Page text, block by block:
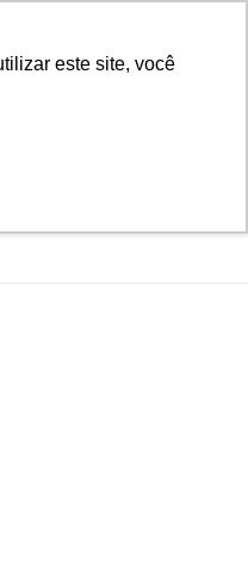
este site, você